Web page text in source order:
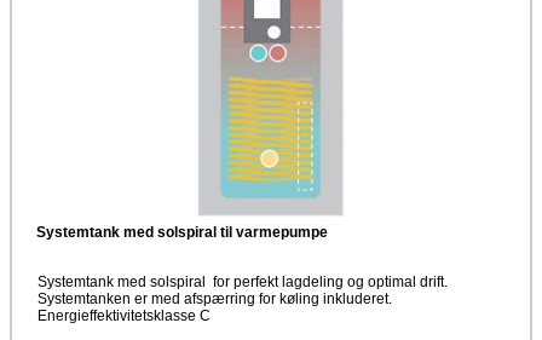
Systemtank med solspiral til varmepumpe
Systemtank med solspiral for perfekt lagdeling og optimal drift.
Systemtanken er med afspærring for køling inkluderet.
Energieffektivitetsklasse C